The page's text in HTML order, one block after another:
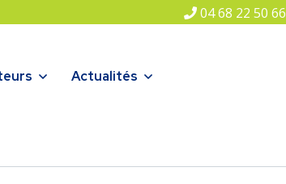
04 68 22 50 66
Actualités